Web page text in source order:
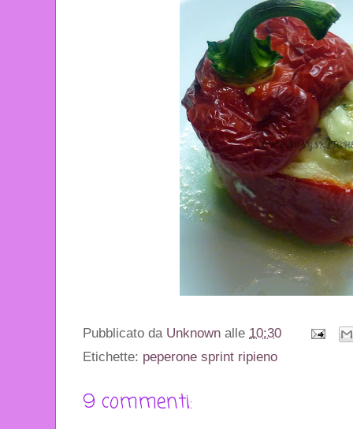
Pubblicato da Unknown alle 10:30
Etichette: peperone sprint ripieno
9 commenti: